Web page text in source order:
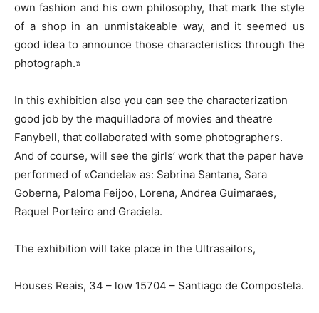
own fashion and his own philosophy, that mark the style
of a shop in an unmistakeable way, and it seemed us
good idea to announce those characteristics through the
photograph.»
In this exhibition also you can see the characterization
good job by the maquilladora of movies and theatre
Fanybell, that collaborated with some photographers.
And of course, will see the girls’ work that the paper have
performed of «Candela» as: Sabrina Santana, Sara
Goberna, Paloma Feijoo, Lorena, Andrea Guimaraes,
Raquel Porteiro and Graciela.
The exhibition will take place in the Ultrasailors,
Houses Reais, 34 – low 15704 – Santiago de Compostela.